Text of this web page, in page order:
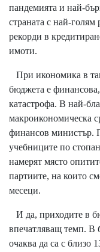
пандемията и най-
страната с най-
рекорди в
имоти.
При икономика в
бюджета е
катастрофа. В най-
макроикономическа
финансов министър.
учебниците по
намерят място
партиите, на които
месеци.
И да, приходите в
впечатляващ темп. В
очаква да са с близо